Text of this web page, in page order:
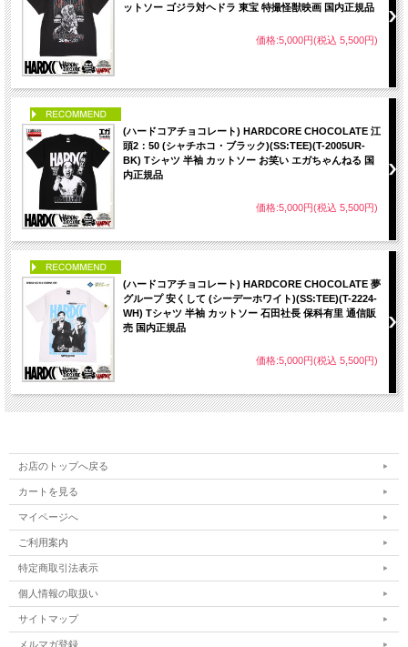
ットソー ゴジラ対ヘドラ 東宝 特撮怪獣映画 国内正規品
価格:5,000円(税込 5,500円)
(ハードコアチョコレート) HARDCORE CHOCOLATE 江
頭2：50 (シャチホコ・ブラック)(SS:TEE)(T-2005UR-
BK) Tシャツ 半袖 カットソー お笑い エガちゃんねる 国
内正規品
価格:5,000円(税込 5,500円)
(ハードコアチョコレート) HARDCORE CHOCOLATE 夢
グループ 安くして (シーデーホワイト)(SS:TEE)(T-2224-
WH) Tシャツ 半袖 カットソー 石田社長 保科有里 通信販
売 国内正規品
価格:5,000円(税込 5,500円)
お店のトップへ戻る
カートを見る
マイページへ
ご利用案内
特定商取引法表示
個人情報の取扱い
サイトマップ
メルマガ登録